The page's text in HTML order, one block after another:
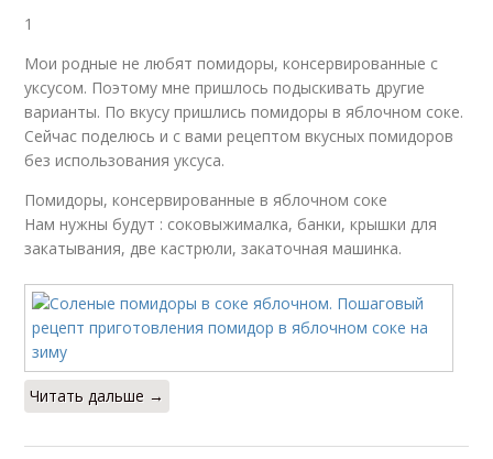
1
Мои родные не любят помидоры, консервированные с
уксусом. Поэтому мне пришлось подыскивать другие
варианты. По вкусу пришлись помидоры в яблочном соке.
Сейчас поделюсь и с вами рецептом вкусных помидоров
без использования уксуса.
Помидоры, консервированные в яблочном соке
Нам нужны будут : соковыжималка, банки, крышки для
закатывания, две кастрюли, закаточная машинка.
Читать дальше →